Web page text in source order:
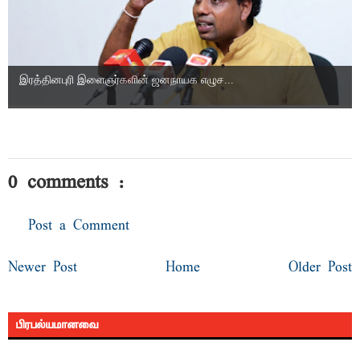
இரத்தினபுரி இளைஞர்களின் ஜனநாயக எழுச...
0 comments :
Post a Comment
Newer Post Older Post
Home
பிரபல்யமானவை